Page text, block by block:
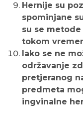
Hernije su
spominjane
su se
tokom
Iako se ne
održavanje
pretjeranog
predmeta
ingvinalne